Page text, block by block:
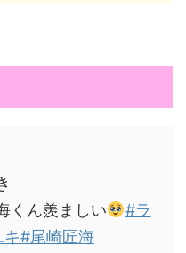
くん羨ましい
#ラ
#尾崎匠海